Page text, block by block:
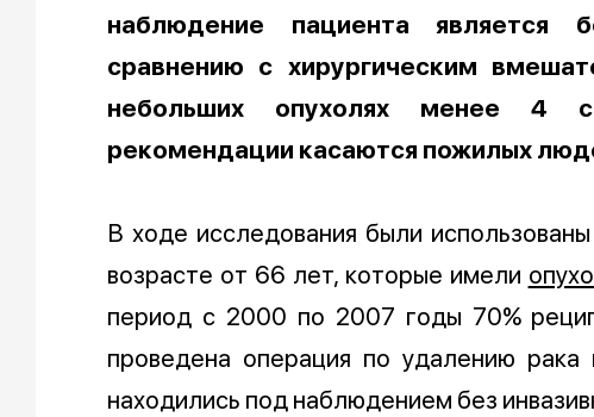
наблюдение пациента является
сравнению с хирургическим
небольших опухолях менее 4
рекомендации касаются пожилых
В ходе исследования были
возрасте от 66 лет, которые имели
период с 2000 по 2007 годы 70%
проведена операция по удалению рака
находились под наблюдением без